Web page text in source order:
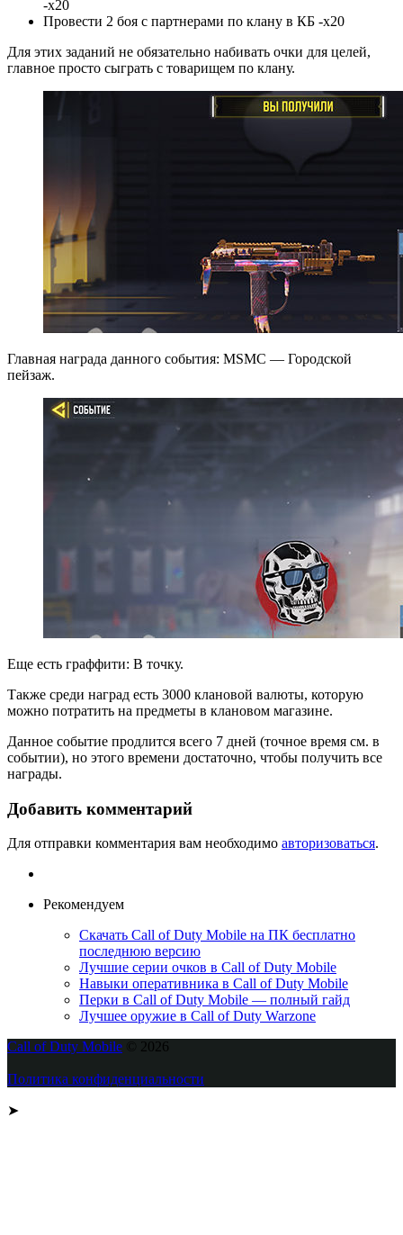
-х20
Провести 2 боя с партнерами по клану в КБ -х20
Для этих заданий не обязательно набивать очки для целей,
главное просто сыграть с товарищем по клану.
Главная награда данного события: MSMC — Городской
пейзаж.
Еще есть граффити: В точку.
Также среди наград есть 3000 клановой валюты, которую
можно потратить на предметы в клановом магазине.
Данное событие продлится всего 7 дней (точное время см. в
событии), но этого времени достаточно, чтобы получить все
награды.
Добавить комментарий
Для отправки комментария вам необходимо авторизоваться.
Рекомендуем
Скачать Call of Duty Mobile на ПК бесплатно
последнюю версию
Лучшие серии очков в Call of Duty Mobile
Навыки оперативника в Call of Duty Mobile
Перки в Call of Duty Mobile — полный гайд
Лучшее оружие в Call of Duty Warzone
Call of Duty Mobile © 2026
Политика конфиденциальности
➤